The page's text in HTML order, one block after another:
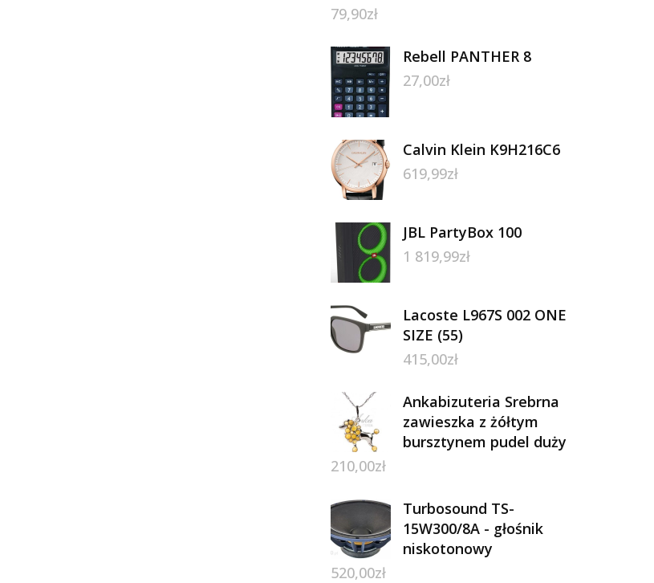
79,90zł
Rebell PANTHER 8
27,00zł
Calvin Klein K9H216C6
619,99zł
JBL PartyBox 100
1 819,99zł
Lacoste L967S 002 ONE
SIZE (55)
415,00zł
Ankabizuteria Srebrna
zawieszka z żółtym
bursztynem pudel duży
210,00zł
Turbosound TS-
15W300/8A - głośnik
niskotonowy
520,00zł